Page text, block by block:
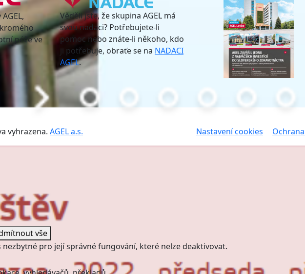
péče ve
Věděli jste, že skupina AGEL má
svou nadaci? Potřebujete-li
pomoc nebo znáte-li někoho, kdo
ji potřebuje, obraťe se na NADACI
AGEL.
vyhrazena. AGEL a.s. Nastavení cookies
vše
pro její správné fungování, které nelze deaktivovat.